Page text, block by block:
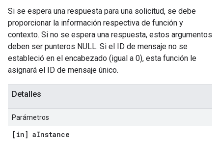
Si se espera una respuesta para una solicitud, se debe
proporcionar la información respectiva de función y
contexto. Si no se espera una respuesta, estos argumentos
deben ser punteros NULL. Si el ID de mensaje no se
estableció en el encabezado (igual a 0), esta función le
asignará el ID de mensaje único.
Detalles
Parámetros
[in] aInstance